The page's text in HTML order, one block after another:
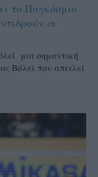
το Παγκόσμιο
οι
μια σημαντική
Βόλεϊ που απειλεί